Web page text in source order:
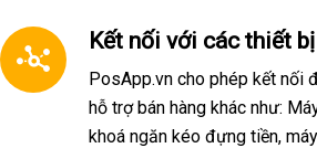
Kết nối với các thiết
PosApp.vn cho phép kết nối
hỗ trợ bán hàng khác như:
khoá ngăn kéo đựng tiền,